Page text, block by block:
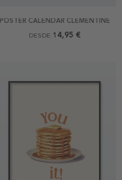
POSTER CALENDAR CLEMENTINE
DESDE 14,95 €